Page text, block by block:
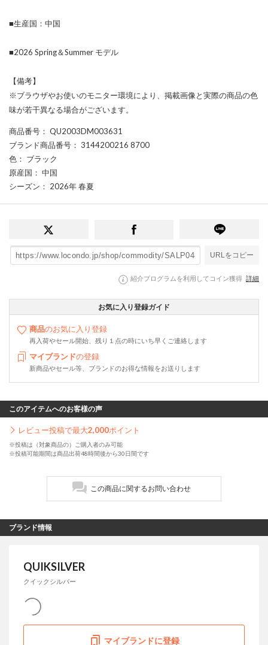
■生産国：中国
■2026 Spring＆Summer モデル
【備考】
※ブラウザやお使いのモニター環境により、掲載画像と実際の商品の色
味が若干異なる場合がございます。
商品番号 ： QU2003DM003631
ブランド商品番号 ： 3144200216 8700
色 ： ブラック
原産国 ： 中国
シーズン ： 2026年 春夏
URLをコピー
紹介プログラムを利用してコイン獲得 詳細
お気に入り登録ガイド
商品のお気に入り登録
再入荷やセール開始、残り１点の時にいち早くご連絡します
マイブランドの登録
新商品やセール等、ブランドのお得な情報をお送りします
このアイテムへのお客様の声
レビュー投稿で最大2,000ポイント
※投稿は（対象商品の）ご購入者のみ可能
※投稿可能期間は商品出荷48時間後から30日間です
この商品に関するお問い合わせ
ブランド情報
QUIKSILVER
クイックシルバー
マイブランドに登録